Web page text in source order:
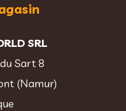
SRL
Sart 8
(Namur)